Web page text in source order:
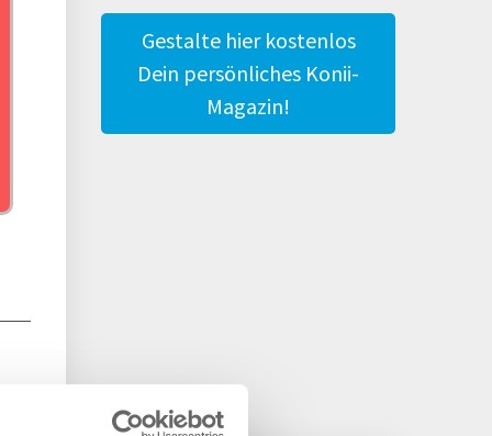
Gestalte hier kostenlos
Dein persönliches Konii-
Magazin!